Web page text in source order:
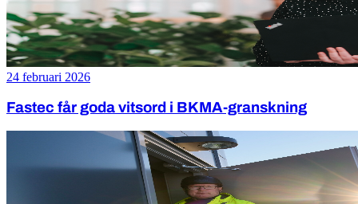
24 februari 2026
Fastec får goda vitsord i BKMA-granskning